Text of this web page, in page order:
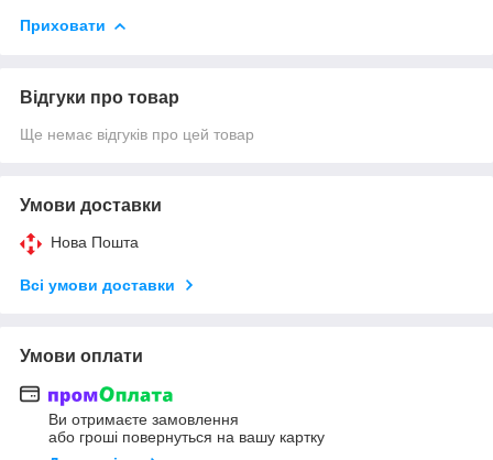
Приховати
Відгуки про товар
Ще немає відгуків про цей товар
Умови доставки
Нова Пошта
Всі умови доставки
Умови оплати
Ви отримаєте замовлення
або гроші повернуться на вашу картку